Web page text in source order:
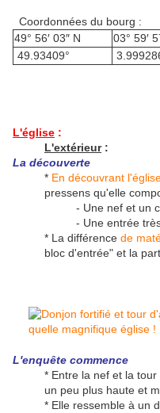
Coordonnées du bourg :
49° 56′ 03″ N
03° 59′
49.93409°
L'église :
L'extérieur:
La découverte
* En découvrant
pressens qu'elle
- Une nef et un
- Une entrée
* La différence de
bloc d'entrée" et la
L'enquête commence
* Entre la nef et la
un peu plus haute et
* Elle ressemble à un